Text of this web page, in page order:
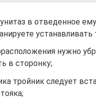
в отведенное
устанавливать
нужно
в сторонку;
тройник следует